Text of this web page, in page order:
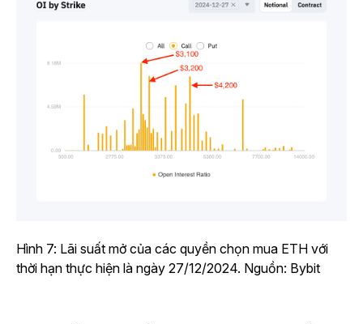
Hình 7: Lãi suất mở của các quyền chọn mua ETH với
thời hạn thực hiện là ngày 27/12/2024. Nguồn: Bybit